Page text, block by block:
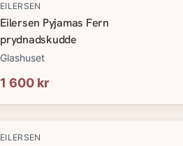
EILERSEN
Eilersen Pyjamas Fern
prydnadskudde
Glashuset
1 600 kr
EILERSEN